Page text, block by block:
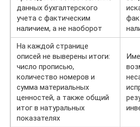
данных бухгалтерского
учета с фактическим
наличием, а не наоборот
На каждой странице
описей не выверены итоги:
число прописью,
количество номеров и
сумма материальных
ценностей, а также общий
итог в натуральных
показателях